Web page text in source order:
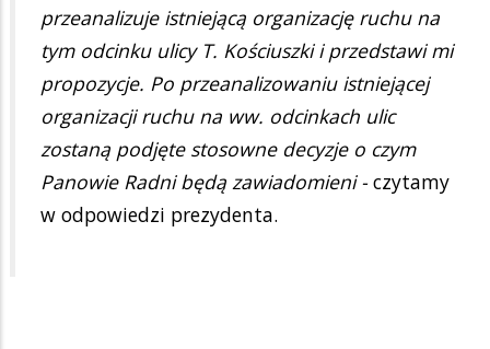
przeanalizuje istniejącą organizację ruchu na
tym odcinku ulicy T. Kościuszki i przedstawi mi
propozycje. Po przeanalizowaniu istniejącej
organizacji ruchu na ww. odcinkach ulic
zostaną podjęte stosowne decyzje o czym
Panowie Radni będą zawiadomieni - czytamy
w odpowiedzi prezydenta.